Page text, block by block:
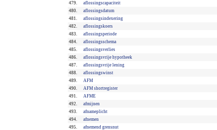
479.
aflossingscapaciteit
480.
aflossingsdatum
481.
aflossingsindexering
482.
aflossingskoers
483.
aflossingsperiode
484.
aflossingsschema
485.
aflossingsverlies
486.
aflossingsvrije hypotheek
487.
aflossingsvrije lening
488.
aflossingswinst
489.
AFM
490.
AFM shortregister
491.
AFME
492.
afmijnen
493.
afnameplicht
494.
afnemen
495.
afnemend grensnut